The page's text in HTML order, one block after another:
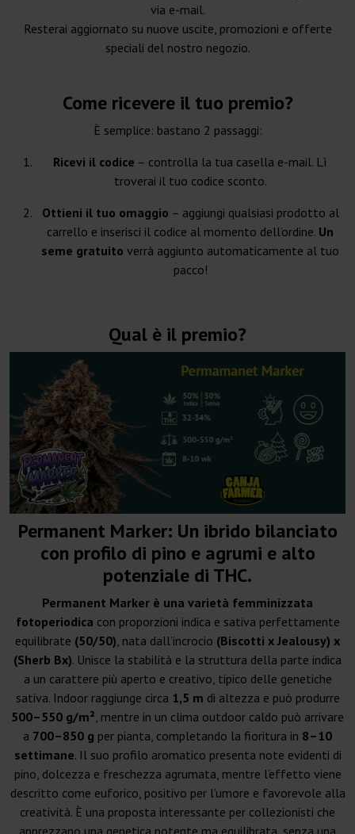
via e-mail.
Resterai aggiornato su nuove uscite, promozioni e offerte
speciali del nostro negozio.
Come ricevere il tuo premio?
È semplice: bastano 2 passaggi:
Ricevi il codice – controlla la tua casella e-mail. Lì
troverai il tuo codice sconto.
Ottieni il tuo omaggio – aggiungi qualsiasi prodotto al
carrello e inserisci il codice al momento dell’ordine. Un
seme gratuito verrà aggiunto automaticamente al tuo
pacco!
Qual è il premio?
Permanent Marker: Un ibrido bilanciato
con profilo di pino e agrumi e alto
potenziale di THC.
Permanent Marker è una varietà femminizzata
fotoperiodica con proporzioni indica e sativa perfettamente
equilibrate (50/50) , nata dall’incrocio (Biscotti x Jealousy) x
(Sherb Bx). Unisce la stabilità e la struttura della parte indica
a un carattere più aperto e creativo, tipico delle genetiche
sativa. Indoor raggiunge circa 1,5 m di altezza e può produrre
500–550 g/m² , mentre in un clima outdoor caldo può arrivare
a 700–850 g per pianta, completando la fioritura in 8–10
settimane. Il suo profilo aromatico presenta note evidenti di
pino, dolcezza e freschezza agrumata, mentre l’effetto viene
descritto come euforico, positivo per l’umore e favorevole alla
creatività. È una proposta interessante per collezionisti che
apprezzano una genetica potente ma equilibrata, senza una